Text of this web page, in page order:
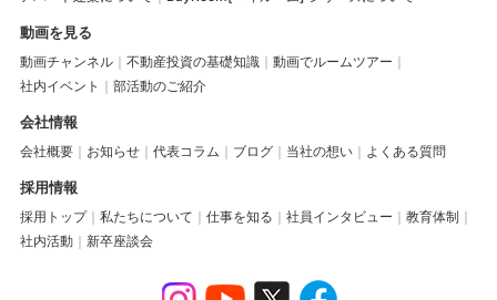
動画を見る
動画チャンネル 不動産投資の基礎知識
動画でルームツアー
社内イベント
部活動のご紹介
会社情報
会社概要 お知らせ 代表コラム ブログ 当社の想い よくある質問
採用情報
採用トップ 私たちについて 仕事を知る 社員インタビュー
教育体制
社内活動
新卒座談会